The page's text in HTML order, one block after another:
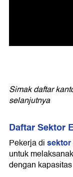
Simak daftar
selanjutnya
Daftar Sektor
Pekerja di
untuk
dengan